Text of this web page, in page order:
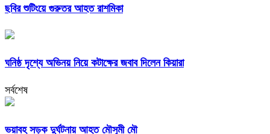
ছবির শুটিংয়ে গুরুতর আহত রাশমিকা
ঘনিষ্ঠ দৃশ্যে অভিনয় নিয়ে কটাক্ষের জবাব দিলেন কিয়ারা
সর্বশেষ
ভয়াবহ সড়ক দুর্ঘটনায় আহত মৌসুমী মৌ